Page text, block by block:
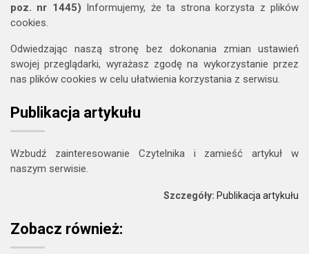
poz. nr 1445) Informujemy, że ta strona korzysta z plików
cookies.
Odwiedzając naszą stronę bez dokonania zmian ustawień
swojej przeglądarki, wyrażasz zgodę na wykorzystanie przez
nas plików cookies w celu ułatwienia korzystania z serwisu.
Publikacja artykułu
Wzbudź zainteresowanie Czytelnika i zamieść artykuł w
naszym serwisie.
Szczegóły: Publikacja artykułu
Zobacz również: